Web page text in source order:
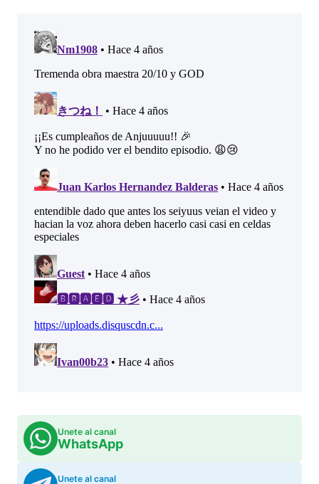
Unete al canal
WhatsApp
Unete al canal